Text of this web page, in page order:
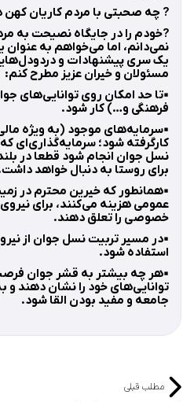
? چه صحبتی با مردم کاریان کهن
?خودم را در جایگاه نصیحت به
نمی‌دانم، اما می‌خواهم به عنوان
یک سری پیشنهادات و
مسئولان و خیران عزیز مطرح کنم:
▪️تا حد امکان روی توانایی‌های
فرهنگی و…) کار شود.
▪️سرمایه‌های موجود (به ویژه
کارگرفته شود؛ سرمایه‌گذاری‌ای
نسل جوان انجام شود قطعا در
برای روستا به دنبال خواهد
▪️همانطور که خیرین محترم در
عمومی هزینه می‌کنند، برای
خصوصی را تعلق دهند.
▪️در مسیر تربیت نسل جوان از
استفاده شود.
▪هر چه بیشتر به قشر جوان
توانایی‌های خود را نشان دهند
جامعه و مفید بودن القا شود.
مطلب قبلی